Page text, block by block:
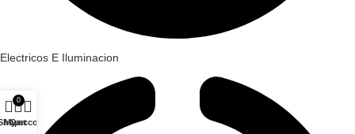
Electricos E Iluminacion
0
Cart
My account